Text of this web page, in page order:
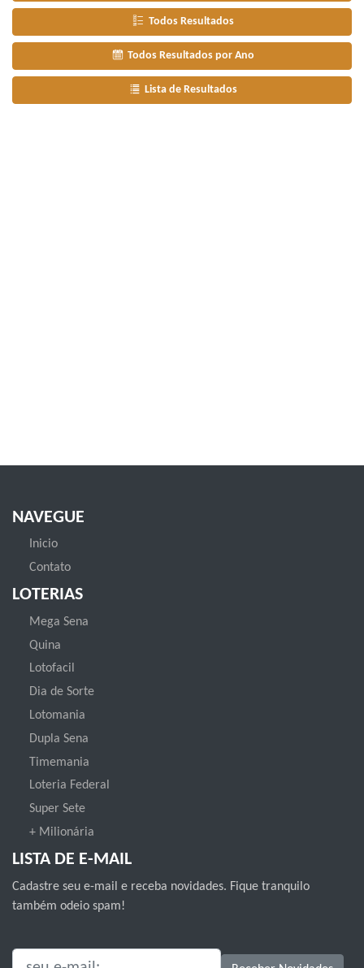
Todos Resultados
Todos Resultados por Ano
Lista de Resultados
NAVEGUE
Inicio
Contato
LOTERIAS
Mega Sena
Quina
Lotofacil
Dia de Sorte
Lotomania
Dupla Sena
Timemania
Loteria Federal
Super Sete
+ Milionária
LISTA DE E-MAIL
Cadastre seu e-mail e receba novidades. Fique tranquilo
também odeio spam!
SEU E-MAIL: